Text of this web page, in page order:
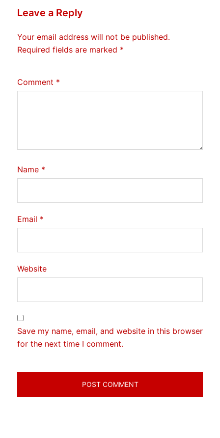
Leave a Reply
Your email address will not be published.
Required fields are marked *
Comment *
Name *
Email *
Website
Save my name, email, and website in this browser
for the next time I comment.